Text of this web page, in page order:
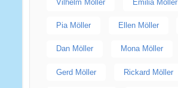
Vilhelm Möller Emilia Möller
Pia Möller Ellen Möller
Dan Möller Mona Möller
Gerd Möller Rickard Möller